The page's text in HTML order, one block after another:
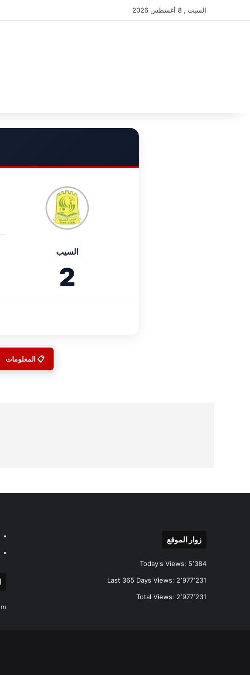
السبت , 8 أغسطس 2026
السيب
2
📋 المعلومات
زوار الموقع
Today's Views: 5٬384
Last 365 Days Views: 2٬977٬231
Total Views: 2٬977٬231